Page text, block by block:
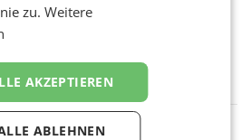
Knabl wird Partner bei EY
Knabl wird Partner bei EY
In seiner neuen Funktion soll er
und Finanzinstitute bei
Anforderungen, im
und bei
& MEDIA
zu.Weitere
AKZEPTIEREN
ABLEHNEN